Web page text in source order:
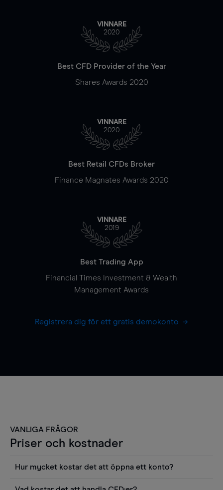
VINNARE
2020
Best CFD Provider of the Year
Shares Awards 2020
VINNARE
2020
Best Retail CFDs Broker
Finance Magnates Awards 2020
VINNARE
2019
Best Trading App
Financial Times Investment & Wealth
Management Awards
Registrera dig för ett gratis demokonto
VANLIGA FRÅGOR
Priser och kostnader
Hur mycket kostar det att öppna ett konto?